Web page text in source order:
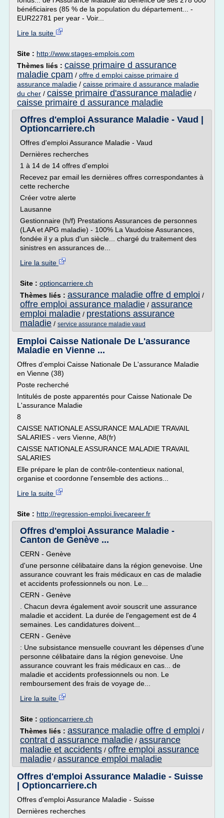
bénéficiaires (85 % de la population du département... -
EUR22781 per year - Voir...
Lire la suite
Site : http://www.stages-emplois.com
Thèmes liés : caisse primaire d assurance
maladie cpam / offre d emploi caisse primaire d
assurance maladie / caisse primaire d assurance maladie
du cher / caisse primaire d'assurance maladie /
caisse primaire d assurance maladie
Offres d'emploi Assurance Maladie - Vaud |
Optioncarriere.ch
Offres d'emploi Assurance Maladie - Vaud
Dernières recherches
1 à 14 de 14 offres d'emploi
Recevez par email les dernières offres correspondantes à
cette recherche
Créer votre alerte
Lausanne
Gestionnaire (h/f) Prestations Assurances de personnes
(LAA et APG maladie) - 100% La Vaudoise Assurances,
fondée il y a plus d'un siècle... chargé du traitement des
sinistres en assurances de...
Lire la suite
Site : optioncarriere.ch
Thèmes liés : assurance maladie offre d emploi /
offre emploi assurance maladie / assurance
emploi maladie / prestations assurance
maladie / service assurance maladie vaud
Emploi Caisse Nationale De L'assurance
Maladie en Vienne ...
Offres d'emploi Caisse Nationale De L'assurance Maladie
en Vienne (38)
Poste recherché
Intitulés de poste apparentés pour Caisse Nationale De
L'assurance Maladie
8
CAISSE NATIONALE ASSURANCE MALADIE TRAVAIL
SALARIES - vers Vienne, A8(fr)
CAISSE NATIONALE ASSURANCE MALADIE TRAVAIL
SALARIES
Elle prépare le plan de contrôle-contentieux national,
organise et coordonne l'ensemble des actions...
Lire la suite
Site : http://regression-emploi.livecareer.fr
Offres d'emploi Assurance Maladie -
Canton de Genève ...
CERN - Genève
d'une personne célibataire dans la région genevoise. Une
assurance couvrant les frais médicaux en cas de maladie
et accidents professionnels ou non. Le...
CERN - Genève
. Chacun devra également avoir souscrit une assurance
maladie et accident. La durée de l'engagement est de 4
semaines. Les candidatures doivent...
CERN - Genève
: Une subsistance mensuelle couvrant les dépenses d'une
personne célibataire dans la région genevoise. Une
assurance couvrant les frais médicaux en cas... de
maladie et accidents professionnels ou non. Le
remboursement des frais de voyage de...
Lire la suite
Site : optioncarriere.ch
Thèmes liés : assurance maladie offre d emploi /
contrat d assurance maladie / assurance
maladie et accidents / offre emploi assurance
maladie / assurance emploi maladie
Offres d'emploi Assurance Maladie - Suisse
| Optioncarriere.ch
Offres d'emploi Assurance Maladie - Suisse
Dernières recherches